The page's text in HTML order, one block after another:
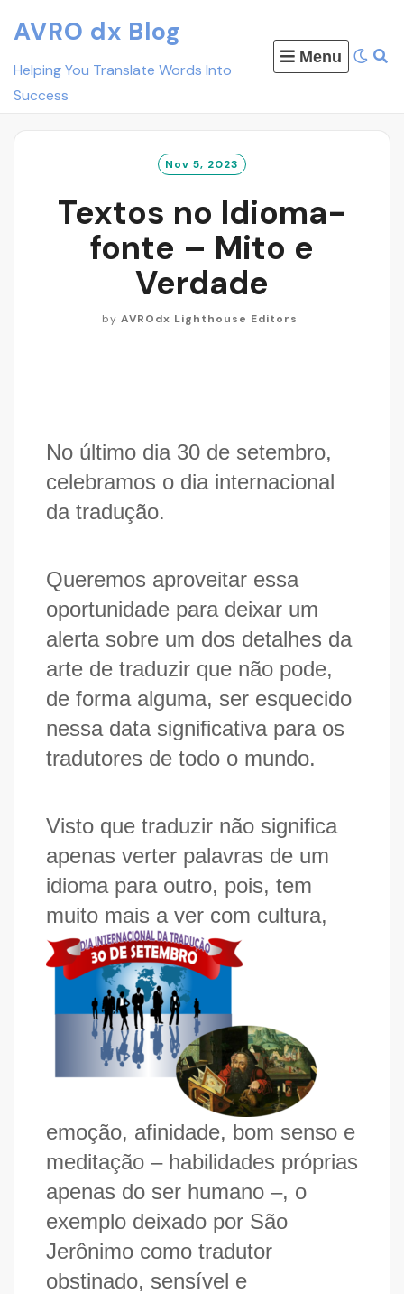
to
content
AVRO dx Blog
Helping You Translate Words Into
Success
Menu
Nov 5, 2023
Textos no Idioma-
fonte – Mito e
Verdade
by AVROdx Lighthouse Editors
No último dia 30 de setembro,
celebramos o dia internacional
da tradução.
Queremos aproveitar essa
oportunidade para deixar um
alerta sobre um dos detalhes da
arte de traduzir que não pode,
de forma alguma, ser esquecido
nessa data significativa para os
tradutores de todo o mundo.
Visto que traduzir não significa
apenas verter palavras de um
idioma para outro, pois, tem
muito mais a ver com cultura,
emoção, afinidade, bom senso e
meditação – habilidades próprias
apenas do ser humano –, o
exemplo deixado por São
Jerônimo como tradutor
obstinado, sensível e